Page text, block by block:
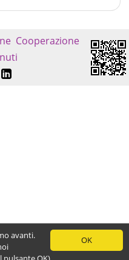
Cooperazione
OK
avanti.